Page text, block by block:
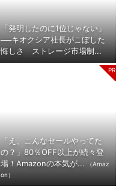
「発明したのに1位じゃない」
──キオクシア社長がこぼした
悔しさ ストレージ市場制...
「え、こんなセールやってた
の？」80％OFF以上が続々登
場！Amazonの本気が...
（Amaz
on）